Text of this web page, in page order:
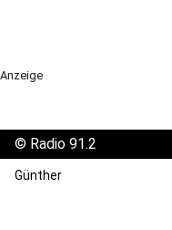
Anzeige
© Radio 91.2
Günther